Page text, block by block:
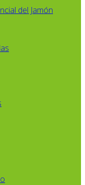
del Jamón